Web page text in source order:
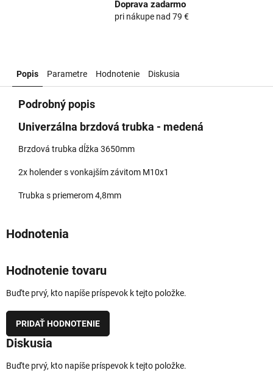
Doprava zadarmo
pri nákupe nad 79 €
Popis Parametre Hodnotenie Diskusia
Podrobný popis
Univerzálna brzdová trubka - medená
Brzdová trubka dĺžka 3650mm
2x holender s vonkajším závitom M10x1
Trubka s priemerom 4,8mm
Hodnotenie tovaru
Buďte prvý, kto napíše príspevok k tejto položke.
PRIDAŤ HODNOTENIE
Diskusia
Buďte prvý, kto napíše príspevok k tejto položke.